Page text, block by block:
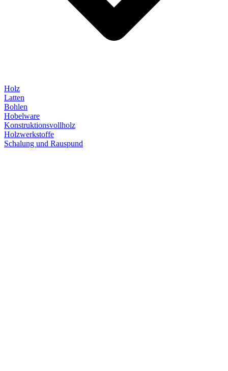
Holz
Latten
Bohlen
Hobelware
Konstruktionsvollholz
Holzwerkstoffe
Schalung und Rauspund